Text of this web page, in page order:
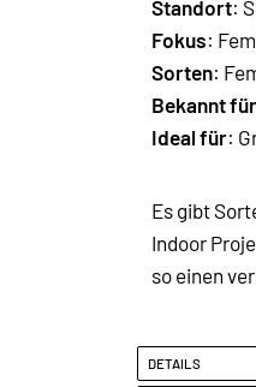
Standort:
Fokus:
Sorten:
Bekannt für
Ideal für:
Es gibt
Indoor
so einen
DETAILS